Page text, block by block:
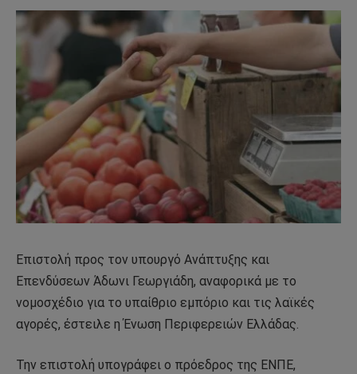
Επιστολή προς τον υπουργό Ανάπτυξης και
Επενδύσεων Άδωνι Γεωργιάδη, αναφορικά με το
νομοσχέδιο για το υπαίθριο εμπόριο και τις λαϊκές
αγορές, έστειλε η Ένωση Περιφερειών Ελλάδας.
Την επιστολή υπογράφει ο πρόεδρος της ΕΝΠΕ,